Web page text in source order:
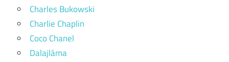
Charles Bukowski
Charlie Chaplin
Coco Chanel
Dalajláma